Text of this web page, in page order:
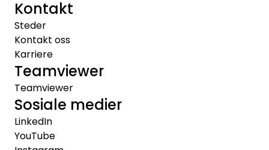
Kontakt
Steder
Kontakt oss
Karriere
Teamviewer
Teamviewer
Sosiale medier
LinkedIn
YouTube